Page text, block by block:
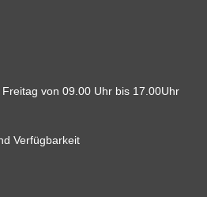
von 09.00 Uhr bis 17.00Uhr
Verfügbarkeit